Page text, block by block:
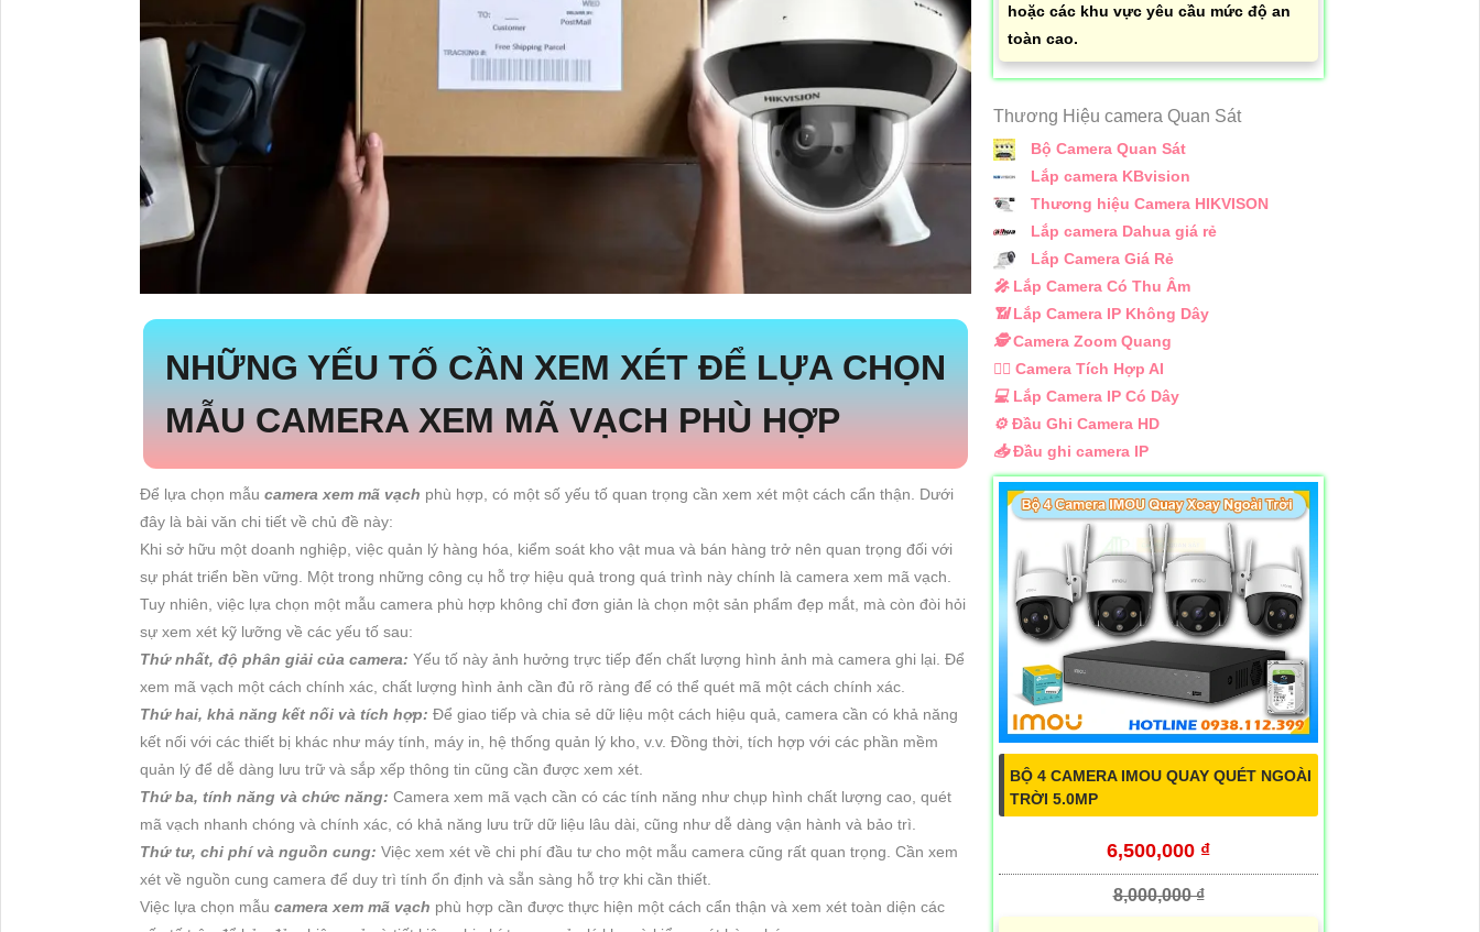
NHỮNG YẾU TỐ CẦN XEM XÉT ĐỂ LỰA CHỌN
MẪU CAMERA XEM MÃ VẠCH PHÙ HỢP
Để lựa chọn mẫu camera xem mã vạch phù hợp, có một số yếu tố quan trọng cần xem xét một cách cẩn thận. Dưới
đây là bài văn chi tiết về chủ đề này:
Khi sở hữu một doanh nghiệp, việc quản lý hàng hóa, kiểm soát kho vật mua và bán hàng trở nên quan trọng đối với
sự phát triển bền vững. Một trong những công cụ hỗ trợ hiệu quả trong quá trình này chính là camera xem mã vạch.
Tuy nhiên, việc lựa chọn một mẫu camera phù hợp không chỉ đơn giản là chọn một sản phẩm đẹp mắt, mà còn đòi hỏi
sự xem xét kỹ lưỡng về các yếu tố sau:
Thứ nhất, độ phân giải của camera: Yếu tố này ảnh hưởng trực tiếp đến chất lượng hình ảnh mà camera ghi lại. Để
xem mã vạch một cách chính xác, chất lượng hình ảnh cần đủ rõ ràng để có thể quét mã một cách chính xác.
Thứ hai, khả năng kết nối và tích hợp: Để giao tiếp và chia sẻ dữ liệu một cách hiệu quả, camera cần có khả năng
kết nối với các thiết bị khác như máy tính, máy in, hệ thống quản lý kho, v.v. Đồng thời, tích hợp với các phần mềm
quản lý để dễ dàng lưu trữ và sắp xếp thông tin cũng cần được xem xét.
Thứ ba, tính năng và chức năng: Camera xem mã vạch cần có các tính năng như chụp hình chất lượng cao, quét
mã vạch nhanh chóng và chính xác, có khả năng lưu trữ dữ liệu lâu dài, cũng như dễ dàng vận hành và bảo trì.
Thứ tư, chi phí và nguồn cung: Việc xem xét về chi phí đầu tư cho một mẫu camera cũng rất quan trọng. Cần xem
xét về nguồn cung camera để duy trì tính ổn định và sẵn sàng hỗ trợ khi cần thiết.
Việc lựa chọn mẫu camera xem mã vạch phù hợp cần được thực hiện một cách cẩn thận và xem xét toàn diện các
hoặc các khu vực yêu cầu mức độ an
toàn cao.
Thương Hiệu camera Quan Sát
Bộ Camera Quan Sát
Lắp camera KBvision
Thương hiệu Camera HIKVISON
Lắp camera Dahua giá rẻ
Lắp Camera Giá Rẻ
️🎤️ Lắp Camera Có Thu Âm
📶Lắp Camera IP Không Dây
🕵️Camera Zoom Quang
🧛‍♀️ Camera Tích Hợp AI
💻Lắp Camera IP Có Dây
⚙️Đầu Ghi Camera HD
📥Đầu ghi camera IP
BỘ 4 CAMERA IMOU QUAY QUÉT NGOÀI
TRỜI 5.0MP
6,500,000 ₫
8,000,000 ₫